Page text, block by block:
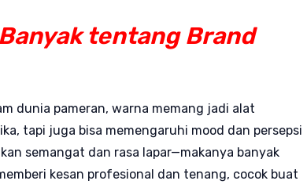
tentang Brand
dunia pameran, warna memang jadi alat
tapi juga bisa memengaruhi mood dan persepsi
semangat dan rasa lapar—makanya banyak
kesan profesional dan tenang, cocok buat